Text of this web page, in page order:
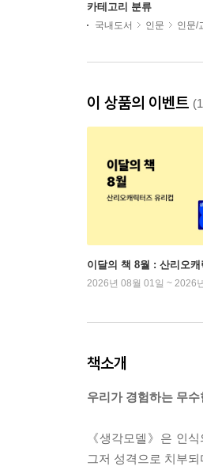
카테고리 분류
국내도서 인문 인문/
이 상품의 이벤트
이달의 책 8월 : 산리오캐
2026년 08월 01일 ~ 2026
책소개
우리가 경험하는 무
《생각모델》은 인
그저 성격으로 치부